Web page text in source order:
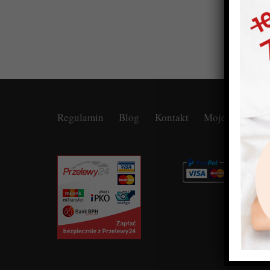
Regulamin Blog Kontakt Moje konto